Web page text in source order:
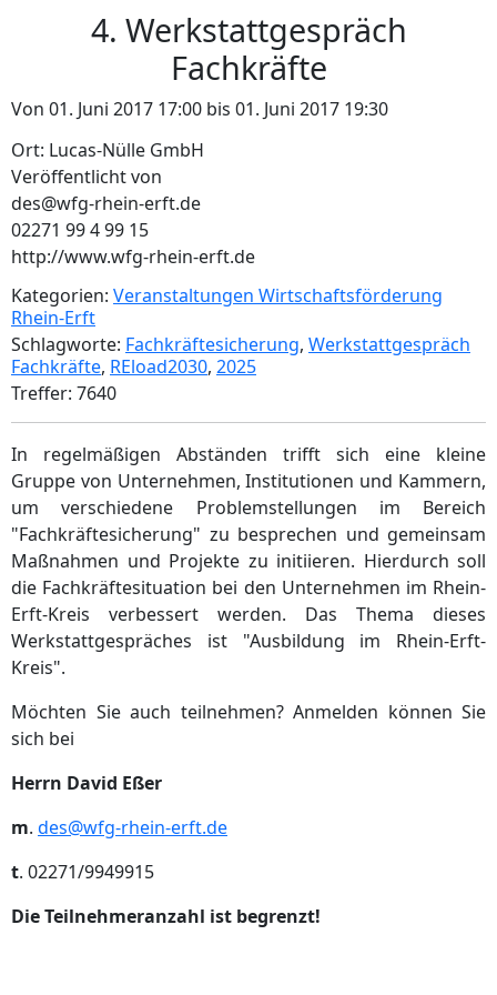
4. Werkstattgespräch
Fachkräfte
Von 01. Juni 2017 17:00 bis 01. Juni 2017 19:30
Ort: Lucas-Nülle GmbH
Veröffentlicht von
des@wfg-rhein-erft.de
02271 99 4 99 15
http://www.wfg-rhein-erft.de
Kategorien: Veranstaltungen Wirtschaftsförderung
Rhein-Erft
Schlagworte: Fachkräftesicherung, Werkstattgespräch
Fachkräfte, REload2030, 2025
Treffer: 7640
In regelmäßigen Abständen trifft sich eine kleine
Gruppe von Unternehmen, Institutionen und Kammern,
um verschiedene Problemstellungen im Bereich
"Fachkräftesicherung" zu besprechen und gemeinsam
Maßnahmen und Projekte zu initiieren. Hierdurch soll
die Fachkräftesituation bei den Unternehmen im Rhein-
Erft-Kreis verbessert werden. Das Thema dieses
Werkstattgespräches ist "Ausbildung im Rhein-Erft-
Kreis".
Möchten Sie auch teilnehmen? Anmelden können Sie
sich bei
Herrn David Eßer
m. des@wfg-rhein-erft.de
t. 02271/9949915
Die Teilnehmeranzahl ist begrenzt!